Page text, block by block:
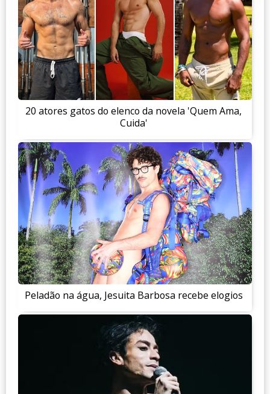
20 atores gatos do elenco da novela 'Quem Ama,
Cuida'
Peladão na água, Jesuita Barbosa recebe elogios